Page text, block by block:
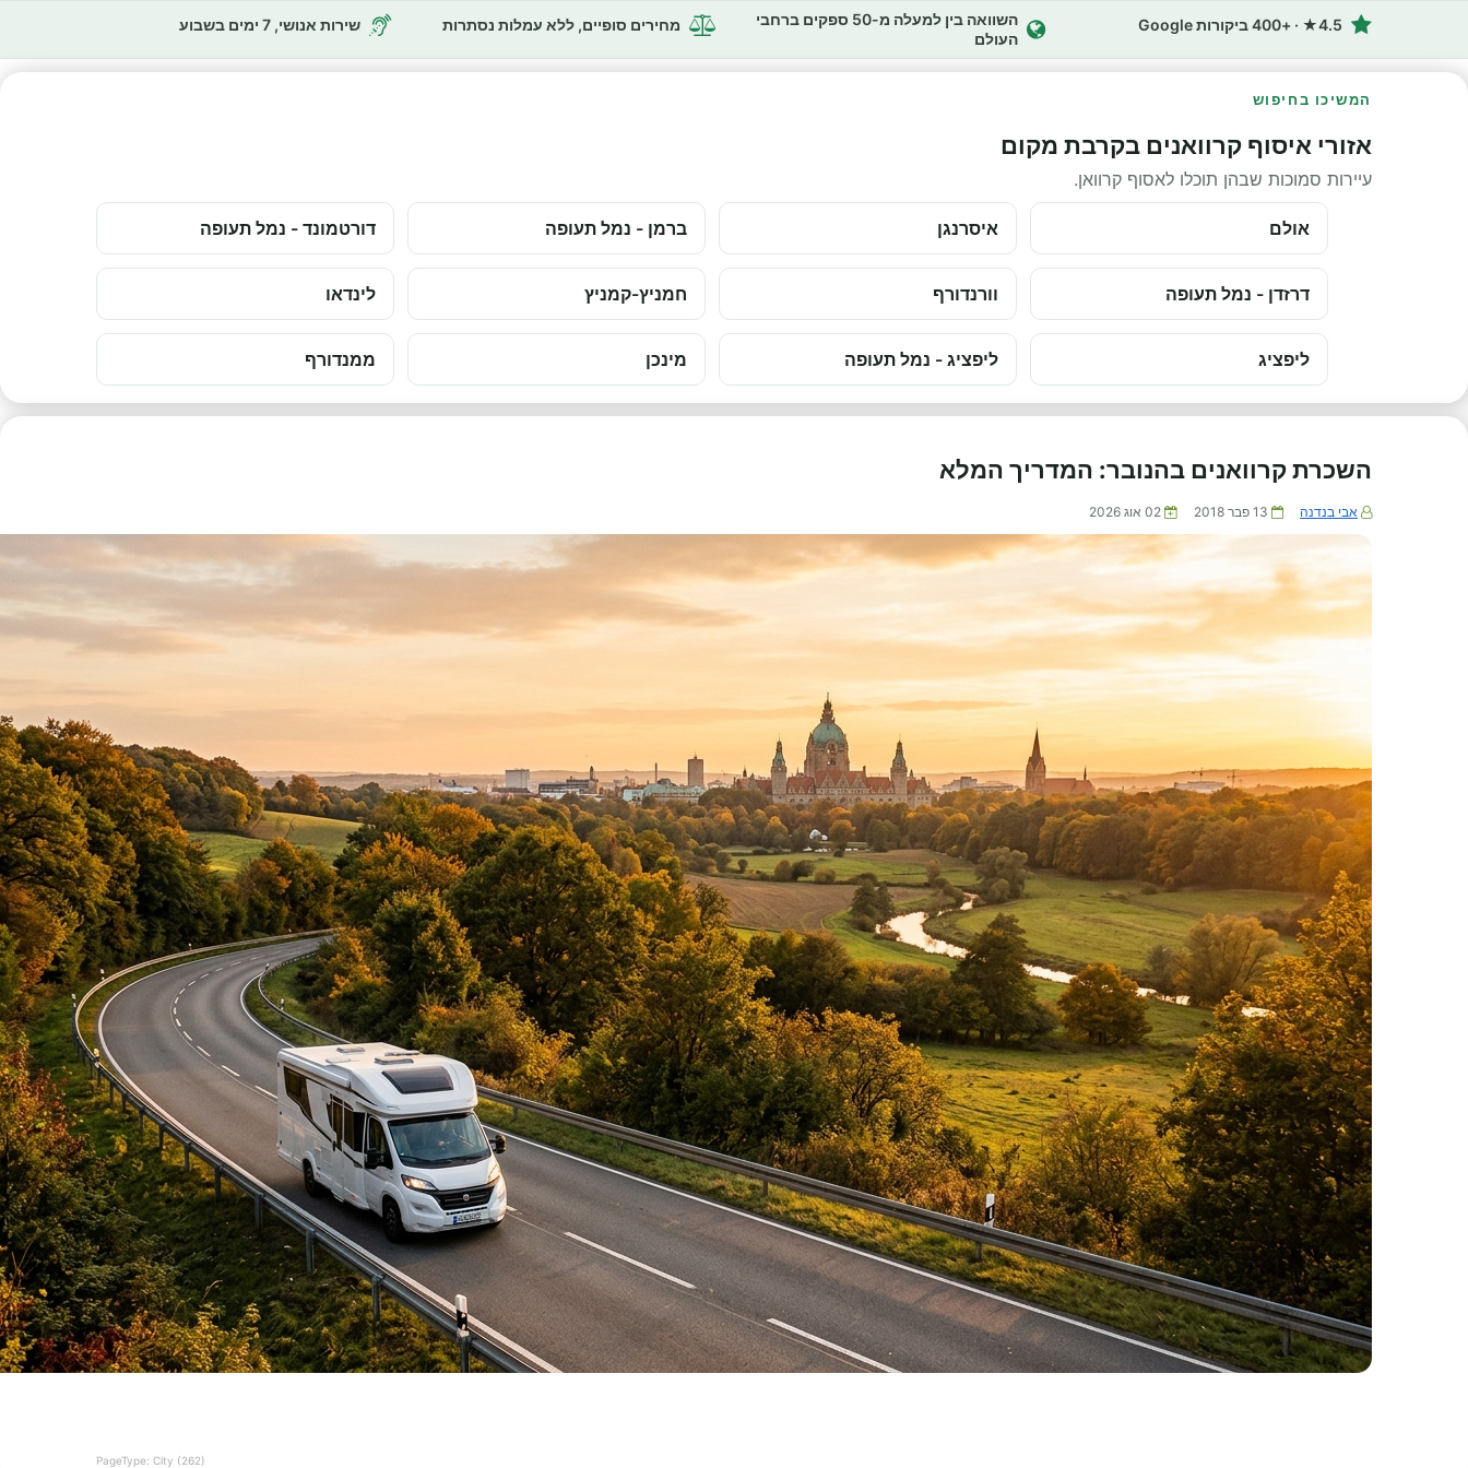
4.5★ · +400 ביקורות Google
השוואה בין למעלה מ-50 ספקים ברחבי
העולם
מחירים סופיים, ללא עמלות נסתרות שירות אנושי, 7 ימים בשבוע
המשיכו בחיפוש
אזורי איסוף קרוואנים בקרבת מקום
עיירות סמוכות שבהן תוכלו לאסוף קרוואן.
אולם איסרנגן ברמן - נמל תעופה דורטמונד - נמל תעופה
דרזדן - נמל תעופה וורנדורף חמניץ-קמניץ לינדאו
ליפציג ליפציג - נמל תעופה מינכן ממנדורף
השכרת קרוואנים בהנובר: המדריך המלא
אבי בנדנה 13 פבר 2018 02 אוג 2026
PageType: City (262)